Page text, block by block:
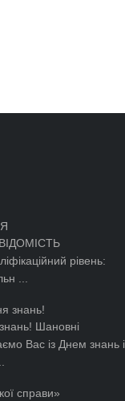
ВІДОМІСТЬ
рівень:
...
Шановні
Вас із Днем знань і